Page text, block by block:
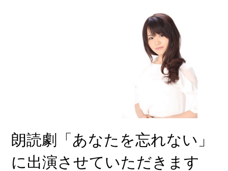
朗読劇「あなたを忘れない」
に出演させていただきます